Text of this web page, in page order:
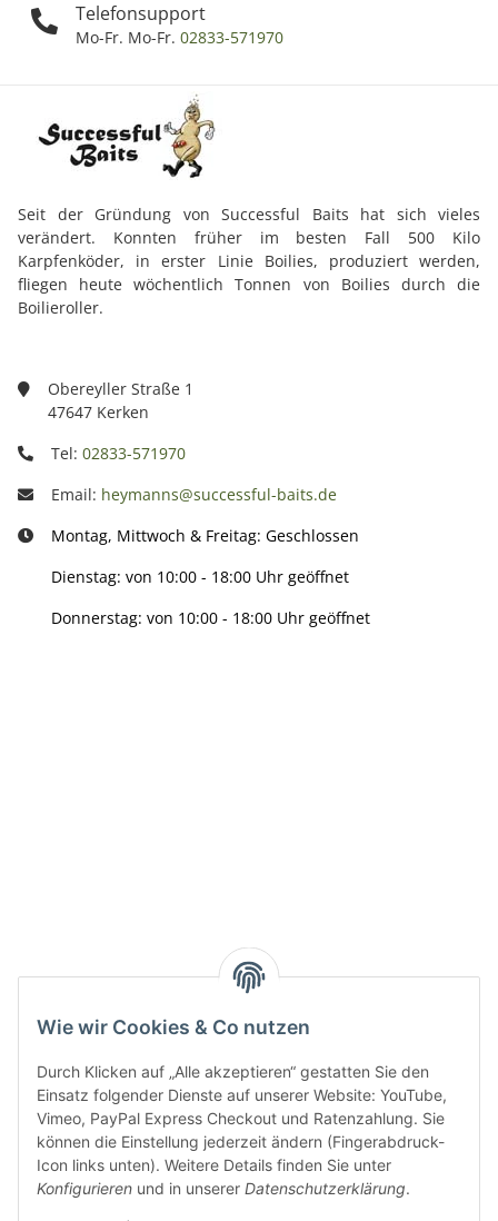
Wie wir Cookies & Co nutzen
Durch Klicken auf „Alle akzeptieren“ gestatten Sie den
Einsatz folgender Dienste auf unserer Website: YouTube,
Vimeo, PayPal Express Checkout und Ratenzahlung. Sie
können die Einstellung jederzeit ändern (Fingerabdruck-
Icon links unten). Weitere Details finden Sie unter
Konfigurieren und in unserer Datenschutzerklärung.
Telefonsupport
Mo-Fr. Mo-Fr. 02833-571970
Seit der Gründung von Successful Baits hat sich vieles
verändert. Konnten früher im besten Fall 500 Kilo
Karpfenköder, in erster Linie Boilies, produziert werden,
fliegen heute wöchentlich Tonnen von Boilies durch die
Boilieroller.
Obereyller Straße 1
47647 Kerken
Tel: 02833-571970
Email: heymanns@successful-baits.de
Montag, Mittwoch & Freitag: Geschlossen
Dienstag: von 10:00 - 18:00 Uhr geöffnet
Donnerstag: von 10:00 - 18:00 Uhr geöffnet
Gesetzliche Informationen